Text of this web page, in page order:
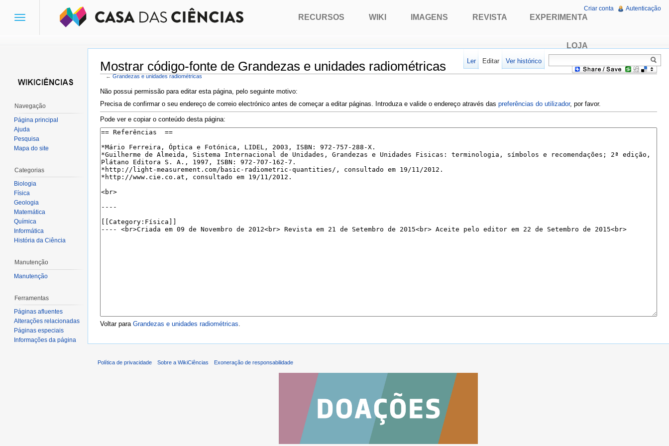
Mostrar código-fonte de Grandezas e unidades radiométricas
←Grandezas e unidades radiométricas
Não possui permissão para editar esta página, pelo seguinte motivo:
Precisa de confirmar o seu endereço de correio electrónico antes de começar a editar páginas. Introduza e valide o endereço através das preferências do utilizador, por favor.
Pode ver e copiar o conteúdo desta página:
Voltar para Grandezas e unidades radiométricas
Toggle
RECURSOS WIKI IMAGENS REVISTA EXPERIMENTA
LOJA
Criar conta Autenticação
Ler Editar Ver histórico
Navegação
Página principal
Ajuda
Pesquisa
Mapa do site
Categorias
Biologia
Física
Geologia
Matemática
Química
Informática
História da Ciência
Manutenção
Manutenção
Ferramentas
Páginas afluentes
Alterações relacionadas
Páginas especiais
Informações da página
Política de privacidade Sobre a WikiCiências Exoneração de responsabilidade